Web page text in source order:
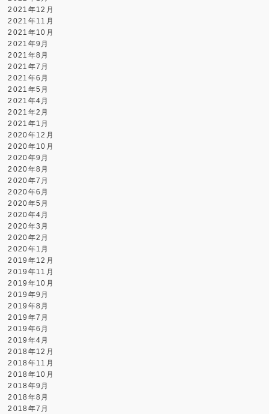
2021年12月
2021年11月
2021年10月
2021年9月
2021年8月
2021年7月
2021年6月
2021年5月
2021年4月
2021年2月
2021年1月
2020年12月
2020年10月
2020年9月
2020年8月
2020年7月
2020年6月
2020年5月
2020年4月
2020年3月
2020年2月
2020年1月
2019年12月
2019年11月
2019年10月
2019年9月
2019年8月
2019年7月
2019年6月
2019年4月
2018年12月
2018年11月
2018年10月
2018年9月
2018年8月
2018年7月